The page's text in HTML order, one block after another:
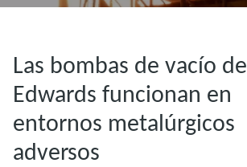
Las bombas de vacío de
Edwards funcionan en
entornos metalúrgicos
adversos